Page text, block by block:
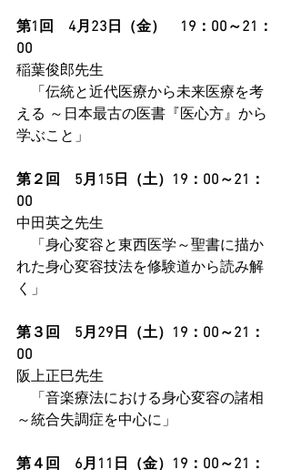
第1回　4月23日（金）　19：00～21：
00
稲葉俊郎先生
「伝統と近代医療から未来医療を考
える ～日本最古の医書『医心方』から
学ぶこと」
第２回　5月15日（土）19：00～21：
00
中田英之先生
「身心変容と東西医学～聖書に描か
れた身心変容技法を修験道から読み解
く」
第３回　5月29日（土）19：00～21：
00
阪上正巳先生
「音楽療法における身心変容の諸相
～統合失調症を中心に」
第４回　6月11日（金）19：00～21：